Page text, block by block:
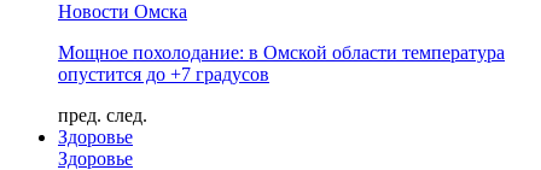
Новости Омска
Мощное похолодание: в Омской области температура
опустится до +7 градусов
пред. след.
Здоровье
Здоровье